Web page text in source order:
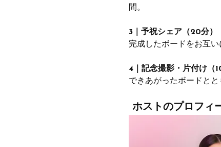
間。
3｜予祝シェア（20分）
完成したボードをお互
4｜記念撮影・片付け（
できあがったボードと
ホストのプロフィ